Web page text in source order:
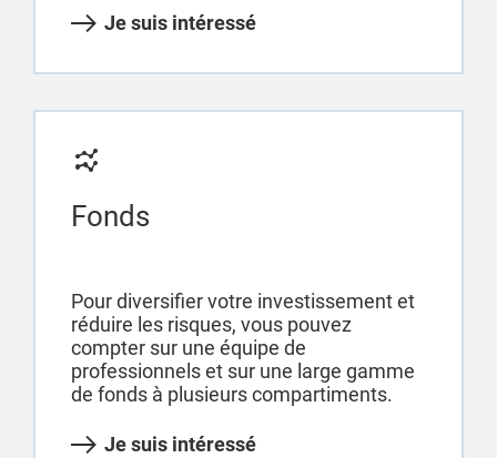
Je suis intéressé
Fonds
Pour diversifier votre investissement et
réduire les risques, vous pouvez
compter sur une équipe de
professionnels et sur une large gamme
de fonds à plusieurs compartiments.
Je suis intéressé